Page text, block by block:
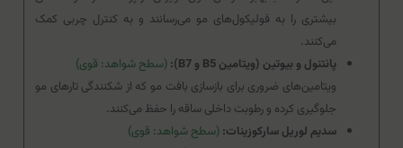
بیشتری را به فولیکول‌های مو می‌رسانند و به کنترل چربی کمک
می‌کنند.
پانتنول و بیوتین (ویتامین B5 و B7):
(سطح شواهد: قوی)
ویتامین‌های ضروری برای بازسازی بافت مو که از شکنندگی تارهای مو
جلوگیری کرده و رطوبت داخلی ساقه را حفظ می‌کنند.
سدیم لوریل سارکوزینات:(سطح شواهد: قوی)